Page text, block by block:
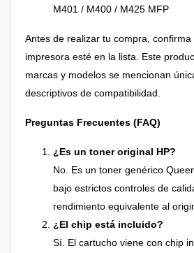
M401 / M400 / M425 MFP
Antes de realizar tu compra,
impresora esté en la lista. Este
marcas y modelos se mencionan
descriptivos de compatibilidad.
Preguntas Frecuentes (FAQ)
¿Es un toner original HP?
No. Es un toner genérico
bajo estrictos controles de
rendimiento equivalente al
¿El chip está incluido?
Sí. El cartucho viene con chip